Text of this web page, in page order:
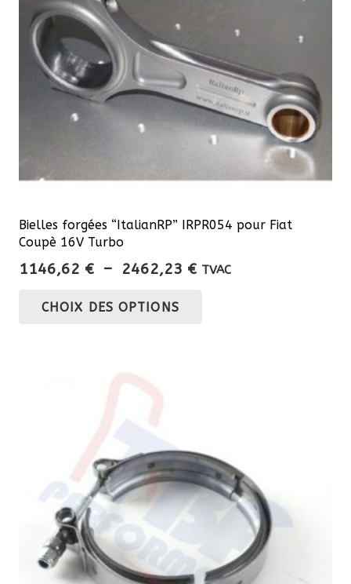
Bielles forgées “ItalianRP” IRPR054 pour Fiat
Coupè 16V Turbo
1146,62 € – 2462,23 €Plage
TVAC
CHOIX DES OPTIONS
être
choisies
sur
page
du